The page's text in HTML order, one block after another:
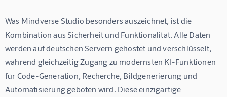
Was Mindverse Studio besonders auszeichnet, ist die
Kombination aus Sicherheit und Funktionalität. Alle Daten
werden auf deutschen Servern gehostet und verschlüsselt,
während gleichzeitig Zugang zu modernsten KI-Funktionen
für Code-Generation, Recherche, Bildgenerierung und
Automatisierung geboten wird. Diese einzigartige